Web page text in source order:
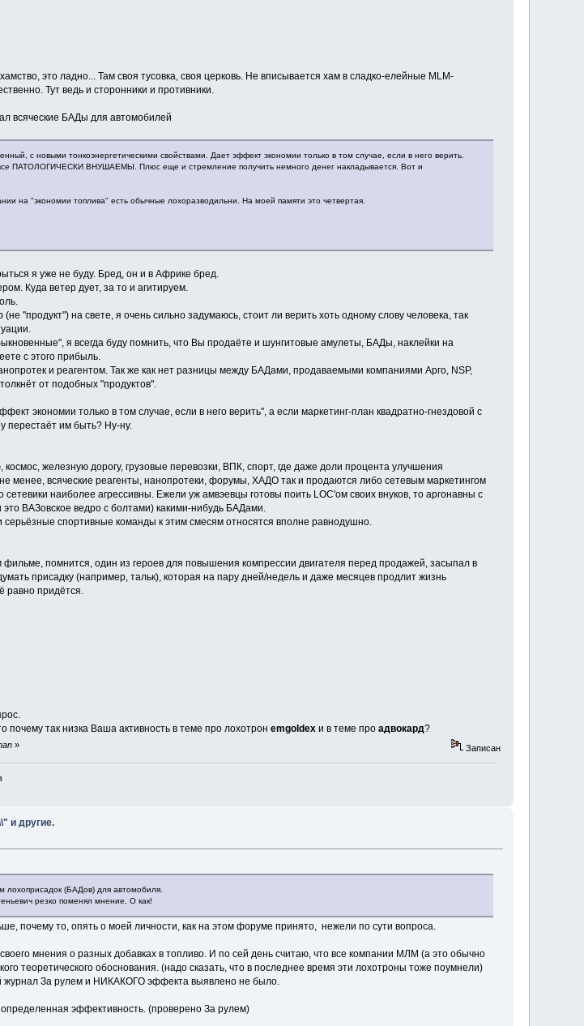
это ладно... Там своя тусовка, своя церковь. Не вписывается хам в сладко-елейные MLM-
Тут ведь и сторонники и противники.
всяческие БАДы для автомобилей
с новыми тонкоэнергетическими свойствами. Дает эффект экономии только в том случае, если в него верить.
ПАТОЛОГИЧЕСКИ ВНУШАЕМЫ. Плюс еще и стремление получить немного денег накладывается. Вот и
на "экономии топлива" есть обычные лохоразводильни. На моей памяти это четвертая.
я уже не буду. Бред, он и в Африке бред.
Куда ветер дует, за то и агитируем.
"продукт") на свете, я очень сильно задумаюсь, стоит ли верить хоть одному слову человека, так
я всегда буду помнить, что Вы продаёте и шунгитовые амулеты, БАДы, наклейки на
с этого прибыль.
и реагентом. Так же как нет разницы между БАДами, продаваемыми компаниями Арго, NSP,
от подобных "продуктов".
экономии только в том случае, если в него верить", а если маркетинг-план квадратно-гнездовой с
перестаёт им быть? Ну-ну.
железную дорогу, грузовые перевозки, ВПК, спорт, где даже доли процента улучшения
менее, всяческие реагенты, нанопротеки, форумы, ХАДО так и продаются либо сетевым маркетингом
наиболее агрессивны. Ежели уж амвэевцы готовы поить LOC'ом своих внуков, то аргонавны с
ВАЗовское ведро с болтами) какими-нибудь БАДами.
спортивные команды к этим смесям относятся вполне равнодушно.
помнится, один из героев для повышения компрессии двигателя перед продажей, засыпал в
присадку (например, тальк), которая на пару дней/недель и даже месяцев продлит жизнь
равно придётся.
так низка Ваша активность в теме про лохотрон emgoldexи в теме про адвокард?
» Записан
и другие.
лохоприсадок (БАДов) для автомобиля.
резко поменял мнение. О как!
почему то, опять о моей личности, как на этом форуме принято, нежели по сути вопроса.
мнения о разных добавках в топливо. И по сей день считаю, что все компании МЛМ (а это обычно
теоретического обоснования. (надо сказать, что в последнее время эти лохотроны тоже поумнели)
За рулем и НИКАКОГО эффекта выявлено не было.
определенная эффективность. (проверено За рулем)